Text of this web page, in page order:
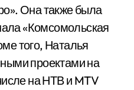
Она также была
«Комсомольская
того, Наталья
проектами на
на НТВ и MTV